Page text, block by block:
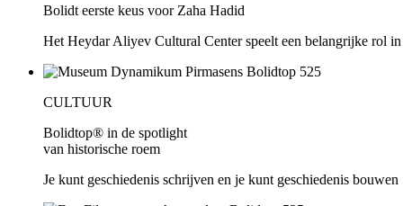
Bolidt eerste keus voor Zaha Hadid
Het Heydar Aliyev Cultural Center speelt een belangrijke rol
CULTUUR
Bolidtop® in de spotlight
van historische roem
Je kunt geschiedenis schrijven en je kunt geschiedenis bouwen